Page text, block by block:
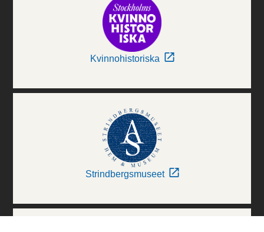
Kvinnohistoriska
Strindbergsmuseet